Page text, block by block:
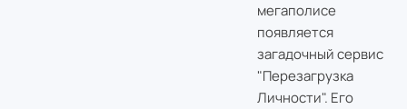
мегаполисе
появляется
загадочный сервис
"Перезагрузка
Личности". Его